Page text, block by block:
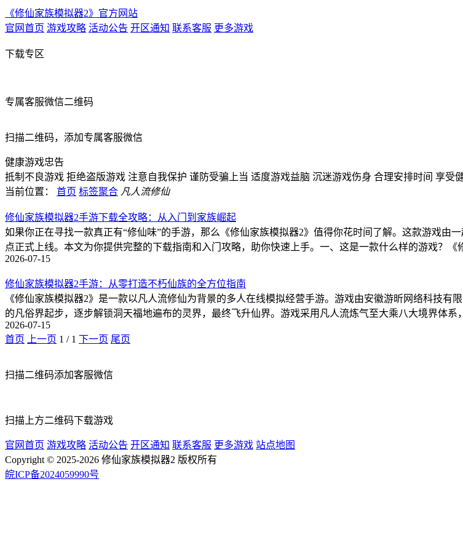
《修仙家族模拟器2》官方网站
官网首页 游戏攻略 活动公告 开区通知 联系客服 更多游戏
下载专区
专属客服微信二维码
扫描二维码，添加专属客服微信
健康游戏忠告
抵制不良游戏 拒绝盗版游戏 注意自我保护 谨防受骗上当 适度游戏益脑 沉迷游戏伤身 合理安排时间 享受
当前位置：
首页 标签聚合 凡人流修仙
修仙家族模拟器2手游下载全攻略：从入门到家族崛起
如果你正在寻找一款真正有“修仙味”的手游，那么《修仙家族模拟器2》值得你花时间了解。这款游戏由
点正式上线。本文为你提供完整的下载指南和入门攻略，助你快速上手。一、这是一款什么样的游戏？《
2026-07-15
修仙家族模拟器2手游：从零打造不朽仙族的全方位指南
《修仙家族模拟器2》是一款以凡人流修仙为背景的多人在线模拟经营手游。游戏由安徽游昕网络科技
的凡俗界起步，逐步解锁洞天福地遍布的灵界，最终飞升仙界。游戏采用凡人流炼气至大乘八大境界体
2026-07-15
首页
上一页 1 / 1 下一页 尾页
扫描二维码添加客服微信
扫描上方二维码下载游戏
官网首页 游戏攻略 活动公告 开区通知 联系客服 更多游戏 站点地图
Copyright © 2025-2026 修仙家族模拟器2 版权所有
皖ICP备2024059990号